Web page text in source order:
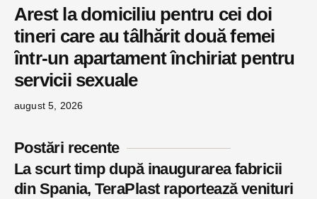
Arest la domiciliu pentru cei doi
tineri care au tâlhărit două femei
într-un apartament închiriat pentru
servicii sexuale
august 5, 2026
Postări recente
La scurt timp după inaugurarea fabricii
din Spania, TeraPlast raportează venituri